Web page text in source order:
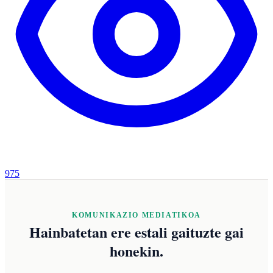
975
KOMUNIKAZIO MEDIATIKOA
Hainbatetan ere estali gaituzte gai
honekin.